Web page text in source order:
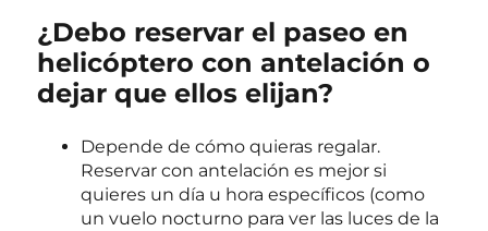
¿Debo reservar el paseo en
helicóptero con antelación o
dejar que ellos elijan?
Depende de cómo quieras regalar.
Reservar con antelación es mejor si
quieres un día u hora específicos (como
un vuelo nocturno para ver las luces de la